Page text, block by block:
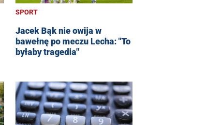
SPORT
Jacek Bąk nie owija w
bawełnę po meczu Lecha: "To
byłaby tragedia"